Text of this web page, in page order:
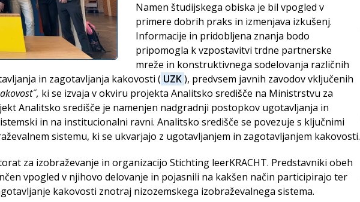
Namen študijskega obiska je bil vpogled v
primere dobrih praks in izmenjava izkušenj.
Informacije in pridobljena znanja bodo
pripomogla k vzpostavitvi trdne partnerske
mreže in konstruktivnega sodelovanja različnih
in zagotavljanja kakovosti ( UZK), predvsem javnih zavodov vključenih
ki se izvaja v okviru projekta Analitsko središče na Ministrstvu za
Analitsko središče je namenjen nadgradnji postopkov ugotavljanja in
in na institucionalni ravni. Analitsko središče se povezuje s ključnimi
sistemu, ki se ukvarjajo z ugotavljanjem in zagotavljanjem kakovosti.
za izobraževanje in organizacijo Stichting leerKRACHT. Predstavniki obeh
vpogled v njihovo delovanje in pojasnili na kakšen način participirajo ter
kakovosti znotraj nizozemskega izobraževalnega sistema.